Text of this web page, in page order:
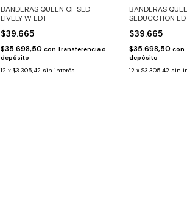
BANDERAS QUEEN OF SED
LIVELY W EDT
$39.665
$35.698,50 con Transferencia o
depósito
12 x $3.305,42 sin interés
BANDERAS
SEDUCCTION
$39.665
$35.698,50 con
depósito
12 x $3.305,42 sin